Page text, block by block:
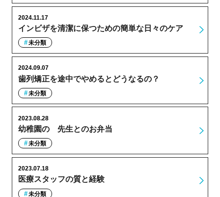
インビザを清潔に保つための簡単な日々のケア
2024.11.17
未分類
歯列矯正を途中でやめるとどうなるの？
2024.09.07
未分類
幼稚園の゙先生とのお弁当
2023.08.28
未分類
医療スタッフの質と経験
2023.07.18
未分類